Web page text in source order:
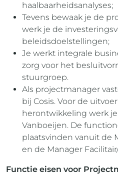
haalbaarheidsanalyses;
Tevens bewaak je de
werk je de
beleidsdoelstellingen;
Je werkt integrale
zorg voor het
stuurgroep.
Als projectmanager
bij Cosis. Voor de
herontwikkeling werk
Vanboeijen. De
plaatsvinden vanuit de
en de Manager
Functie eisen voor